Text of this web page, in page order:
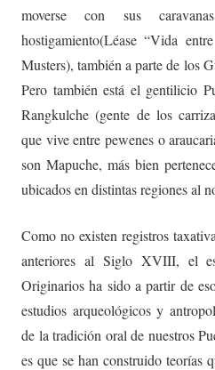
moverse con sus
hostigamiento(Léase “Vida
Musters), también a parte de los
Pero también está el gentilicio
Rangkulche (gente de los
que vive entre pewenes o
son Mapuche, más bien
ubicados en distintas regiones al
Como no existen registros
anteriores al Siglo XVIII, el
Originarios ha sido a partir de
estudios arqueológicos y
de la tradición oral de nuestros
es que se han construido teorías